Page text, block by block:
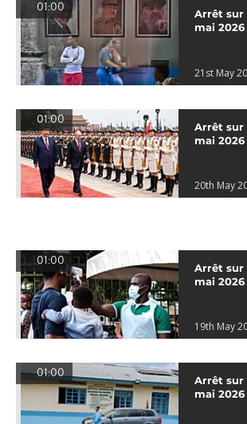
01:00
Arrêt sur
mai 2026
21st May
01:00
Arrêt sur
mai 2026
20th May
01:00
Arrêt sur
mai 2026
19th May
01:00
Arrêt sur
mai 2026